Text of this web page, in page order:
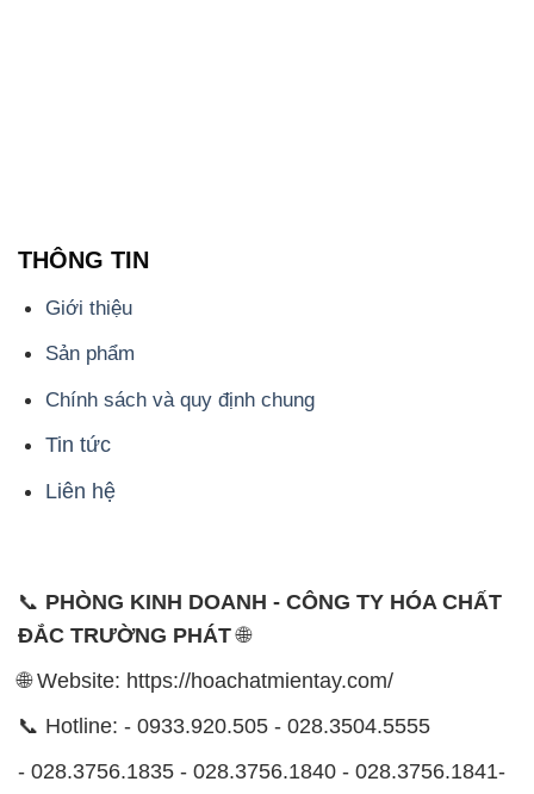
THÔNG TIN
Giới thiệu
Sản phẩm
Chính sách và quy định chung
Tin tức
Liên hệ
📞 PHÒNG KINH DOANH - CÔNG TY HÓA CHẤT
ĐẮC TRƯỜNG PHÁT🌐
🌐 Website: https://hoachatmientay.com/
📞 Hotline: - 0933.920.505 - 028.3504.5555
- 028.3756.1835 - 028.3756.1840 - 028.3756.1841-